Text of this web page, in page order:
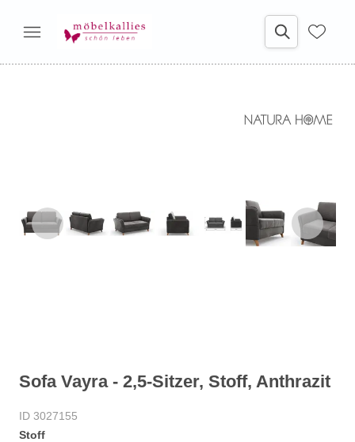
Sofa Vayra - 2,5-Sitzer, Stoff, Anthrazit
ID 3027155
Stoff